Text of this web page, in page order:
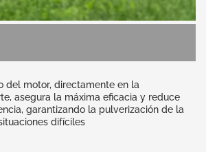
del motor, directamente en la
asegura la máxima eficacia y reduce
garantizando la pulverización de la
difíciles